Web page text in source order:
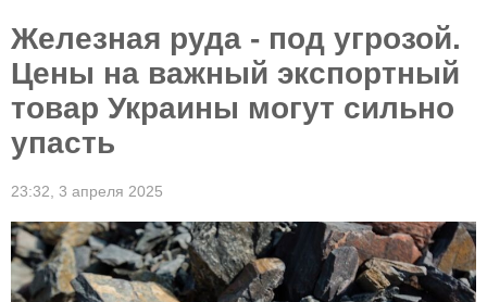
Железная руда - под угрозой.
Цены на важный экспортный
товар Украины могут сильно
упасть
23:32, 3 апреля 2025